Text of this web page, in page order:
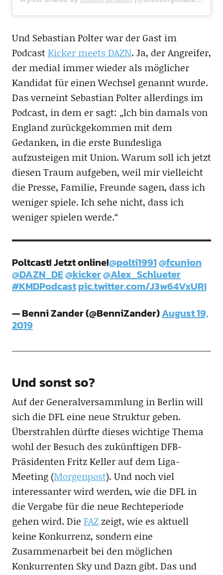
Und Sebastian Polter war der Gast im
PodcastKicker meets DAZN. Ja, der Angreifer,
der medial immer wieder als möglicher
Kandidat für einen Wechsel genannt wurde.
Das verneint Sebastian Polter allerdings im
Podcast, in dem er sagt: „Ich bin damals von
England zurückgekommen mit dem
Gedanken, in die erste Bundesliga
aufzusteigen mit Union. Warum soll ich jetzt
diesen Traum aufgeben, weil mir vielleicht
die Presse, Familie, Freunde sagen, dass ich
weniger spiele. Ich sehe nicht, dass ich
weniger spielen werde.“
Poltcast! Jetzt online!@polti1991@fcunion
@DAZN_DE@kicker@Alex_Schlueter
#KMDPodcastpic.twitter.com/J3w64VxURI
— Benni Zander (@BenniZander)August 19,
2019
Und sonst so?
Auf der Generalversammlung in Berlin will
sich die DFL eine neue Struktur geben.
Überstrahlen dürfte dieses wichtige Thema
wohl der Besuch des zukünftigen DFB-
Präsidenten Fritz Keller auf dem Liga-
Meeting (Morgenpost). Und noch viel
interessanter wird werden, wie die DFL in
die Vergabe für die neue Rechteperiode
gehen wird. Die FAZzeigt, wie es aktuell
keine Konkurrenz, sondern eine
Zusammenarbeit bei den möglichen
Konkurrenten Sky und Dazn gibt. Das und